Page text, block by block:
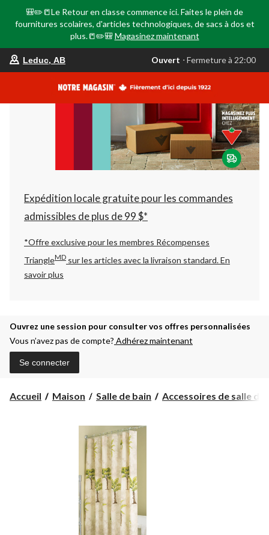
🎒✏️📒Le Retour en classe commence ici. Faites le plein de
fournitures scolaires, d'articles technologiques, de sacs à dos et
plus.📒✏️🎒 Magasinez maintenant
votre
est
AB,
Ouvert,
Fermeture
à
22:00
changer
Leduc, AB Ouvert ⋅ Fermeture à 22:00
Expédition locale gratuite pour les commandes
admissibles de plus de 99 $*
*Offre exclusive pour les membres Récompenses
TriangleMD sur les articles avec la livraison standard.En
savoir plus
Ouvrez une session pour consulter vos offres personnalisées
Vous n’avez pas de compte? Adhérez maintenant
Se connecter
Accueil Maison Salle de bain Accessoires de salle de